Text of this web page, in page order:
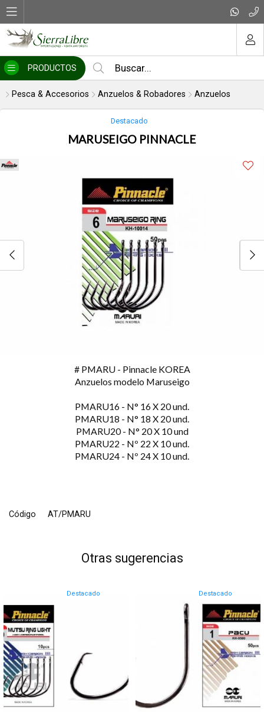
PRODUCTOS
Pesca & Accesorios Anzuelos & Robadores Anzuelos
Destacado
MARUSEIGO PINNACLE
# PMARU - Pinnacle KOREA
Anzuelos modelo Maruseigo
PMARU16 - N° 16 X 20 und.
PMARU18 - N° 18 X 20 und.
PMARU20 - N° 20 X 10 und
PMARU22 - Nº 22 X 10 und.
PMARU24 - Nº 24 X 10 und.
Código AT/PMARU
Otras sugerencias
Destacado Destacado